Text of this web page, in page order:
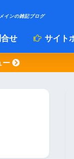
インの雑記ブログ
合せ サイト
ー